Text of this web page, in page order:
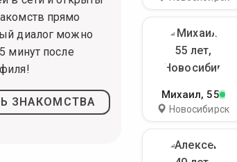
прямо
диалог можно
минут после
ЗНАКОМСТВА
Михаил, 55
Новосибирск